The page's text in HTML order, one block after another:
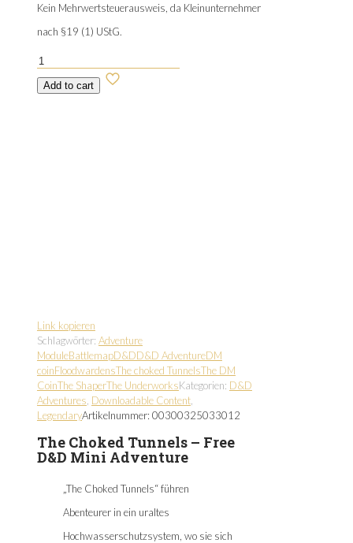
Kein Mehrwertsteuerausweis, da Kleinunternehmer
nach §19 (1) UStG.
The
Choked
Tunnels
Add to cart
Link kopieren
Schlagwörter: Adventure
ModuleBattlemapD&DD&D AdventureDM
coinFloodwardensThe choked TunnelsThe DM
CoinThe ShaperThe UnderworksKategorien: D&D
Adventures Downloadable Content,
LegendaryArtikelnummer: 00300325033012
The Choked Tunnels – Free
D&D Mini Adventure
„The Choked Tunnels“ führen
Abenteurer in ein uraltes
Hochwasserschutzsystem, wo sie sich